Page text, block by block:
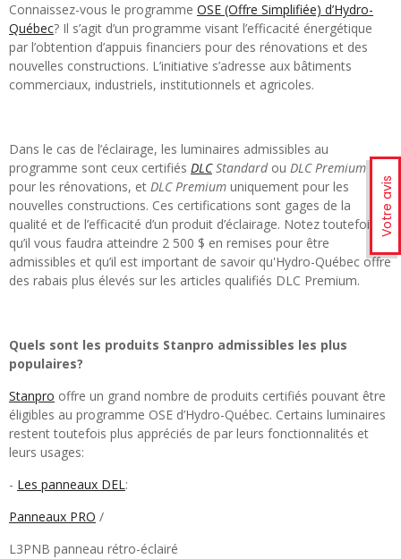
Votre avis
Connaissez-vous le programme OSE (Offre Simplifiée) d’Hydro-
Québec? Il s’agit d’un programme visant l’efficacité énergétique
par l’obtention d’appuis financiers pour des rénovations et des
nouvelles constructions. L’initiative s’adresse aux bâtiments
commerciaux, industriels, institutionnels et agricoles.
Dans le cas de l’éclairage, les luminaires admissibles au
programme sont ceux certifiés DLCStandardou DLC Premium
pour les rénovations, et DLC Premium uniquement pour les
nouvelles constructions. Ces certifications sont gages de la
qualité et de l’efficacité d’un produit d’éclairage. Notez toutefois
qu’il vous faudra atteindre 2 500 $ en remises pour être
admissibles et qu’il est important de savoir qu'Hydro-Québec offre
des rabais plus élevés sur les articles qualifiés DLC Premium.
Quels sont les produits Stanpro admissibles les plus
populaires?
Stanpro offre un grand nombre de produits certifiés pouvant être
éligibles au programme OSE d’Hydro-Québec. Certains luminaires
restent toutefois plus appréciés de par leurs fonctionnalités et
leurs usages:
- Les panneaux DEL:
Panneaux PRO /
L3PNB panneau rétro-éclairé